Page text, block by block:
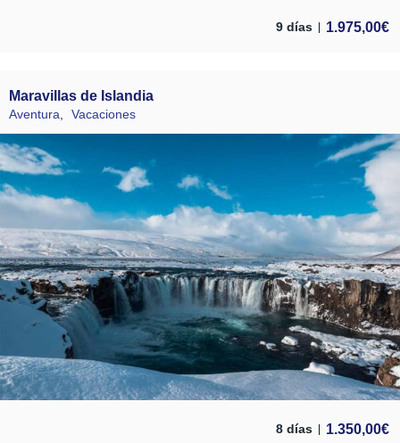
9 días 1.975,00€
Maravillas de Islandia
Aventura Vacaciones
8 días 1.350,00€